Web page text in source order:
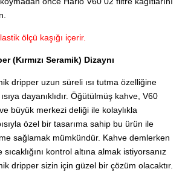
ölçü kaşığı içerir.
(Kırmızı Seramik) Dizaynı
dripper uzun süreli ısı tutma özelliğine
dayanıklıdır. Öğütülmüş kahve, V60
büyük merkezi deliği ile kolaylıkla
özel bir tasarıma sahip bu ürün ile
sağlamak mümkündür. Kahve demlerken
sıcaklığını kontrol altına almak istiyorsanız
dripper sizin için güzel bir çözüm olacaktır.